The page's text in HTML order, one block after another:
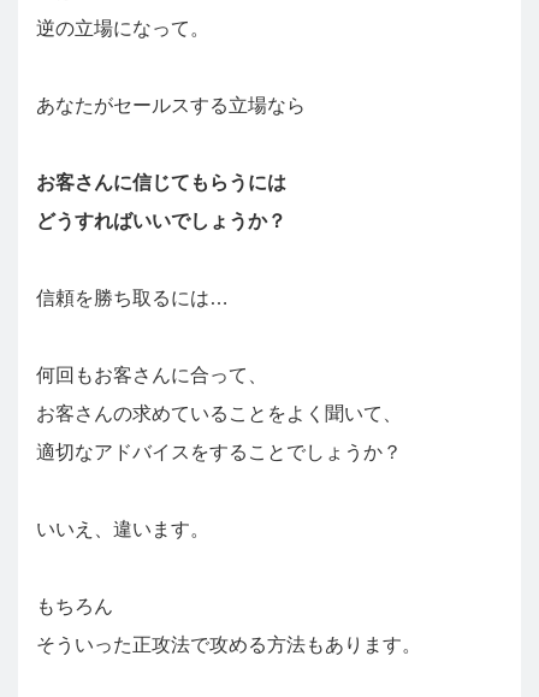
逆の立場になって。
あなたがセールスする立場なら
お客さんに信じてもらうには
どうすればいいでしょうか？
信頼を勝ち取るには…
何回もお客さんに合って、
お客さんの求めていることをよく聞いて、
適切なアドバイスをすることでしょうか？
いいえ、違います。
もちろん
そういった正攻法で攻める方法もあります。